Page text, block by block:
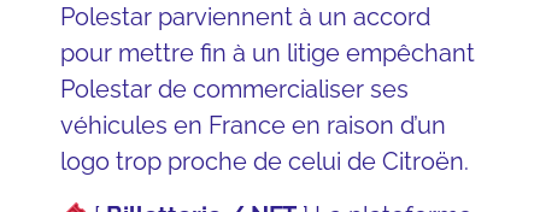
Polestar parviennent à un accord
pour mettre fin à un litige empêchant
Polestar de commercialiser ses
véhicules en France en raison d’un
logo trop proche de celui de Citroën.